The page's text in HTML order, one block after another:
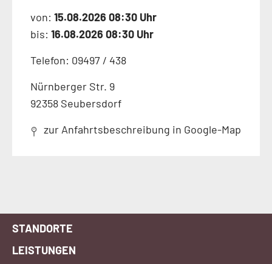
von: 15.08.2026 08:30 Uhr
bis: 16.08.2026 08:30 Uhr
Telefon: 09497 / 438
Nürnberger Str. 9
92358 Seubersdorf
zur Anfahrtsbeschreibung in Google-Map
STANDORTE
LEISTUNGEN